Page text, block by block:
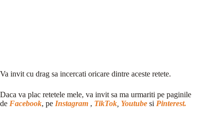
Va invit cu drag sa incercati oricare dintre aceste retete.
Daca va plac retetele mele, va invit sa ma urmariti pe paginile
de Facebook, pe Instagram , TikTok Youtube si Pinterest.